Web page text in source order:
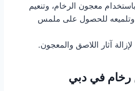
معجون الرخام، وتنعيم
للحصول على ملمس
آثار اللاصق والمعجون.
في دبي